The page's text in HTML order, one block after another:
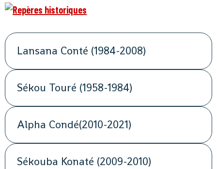
Lansana Conté (1984-2008)
Sékou Touré (1958-1984)
Alpha Condé(2010-2021)
Sékouba Konaté (2009-2010)